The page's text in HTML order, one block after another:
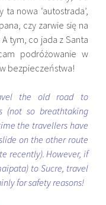
nowa ‘autostrada’,
czy zarwie się na
tym, co jada z Santa
podróżowanie w
bezpieczeństwa!
the old road to
(not so breathtaking
the travellers have
on the other route
recently). However, if
to Sucre, travel
for safety reasons!